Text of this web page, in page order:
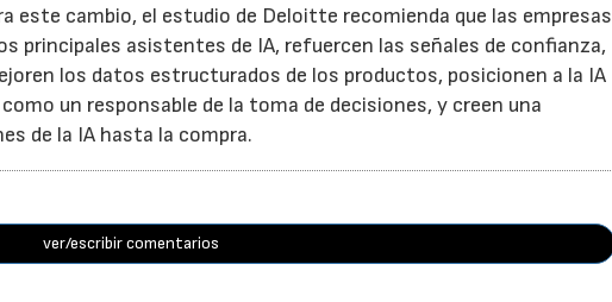
este cambio, el estudio de Deloitte recomienda que las empresas
principales asistentes de IA, refuercen las señales de confianza,
los datos estructurados de los productos, posicionen a la IA
un responsable de la toma de decisiones, y creen una
de la IA hasta la compra.
ver/escribir comentarios